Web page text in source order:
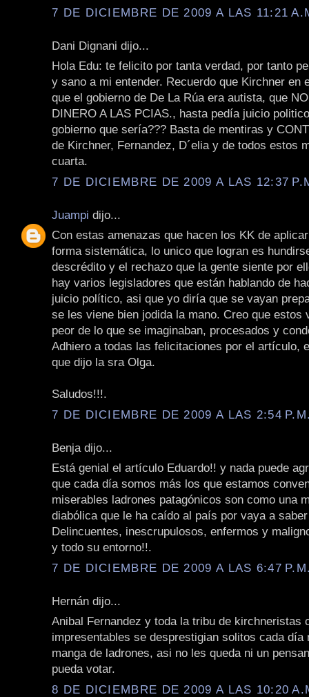
7 DE DICIEMBRE DE 2009 A LAS 11:21
Dani Dignani dijo...
Hola Edu: te felicito por tanta verdad, por tanto
y sano a mi entender. Recuerdo que Kirchner en
que el gobierno de De La Rúa era autista, que
DINERO A LAS PCIAS., hasta pedía juicio
gobierno que sería??? Basta de mentiras y
de Kirchner, Fernandez, D´elia y de todos estos
cuarta.
7 DE DICIEMBRE DE 2009 A LAS 12:37
Juampi dijo...
Con estas amenazas que hacen los KK de
forma sistemática, lo unico que logran es
descrédito y el rechazo que la gente siente por
hay varios legisladores que están hablando de
juicio político, asi que yo diría que se vayan
se les viene bien jodida la mano. Creo que estos
peor de lo que se imaginaban, procesados y
Adhiero a todas las felicitaciones por el artículo,
que dijo la sra Olga.
Saludos!!!.
7 DE DICIEMBRE DE 2009 A LAS 2:54
Benja dijo...
Está genial el artículo Eduardo!! y nada puede
que cada día somos más los que estamos
miserables ladrones patagónicos son como una
diabólica que le ha caído al país por vaya a
Delincuentes, inescrupulosos, enfermos y
y todo su entorno!!.
7 DE DICIEMBRE DE 2009 A LAS 6:47
Hernán dijo...
Anibal Fernandez y toda la tribu de kirchneristas
impresentables se desprestigian solitos cada día
manga de ladrones, asi no les queda ni un
pueda votar.
8 DE DICIEMBRE DE 2009 A LAS 10:20